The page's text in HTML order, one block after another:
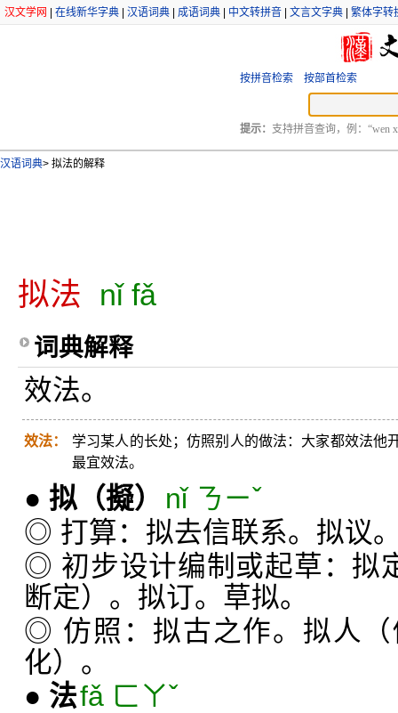
汉文学网 在线新华字典 汉语词典 成语词典 中文转拼音 文言文字典 繁体字转
按拼音检索 按部首检索
提示： 支持拼音查询，例：“wen
汉语词典> 拟法的解释
拟法 nǐ fǎ
词典解释
效法。
效法：
学习某人的长处；仿照别人的做法：大家都效法他
最宜效法。
● 拟 （擬）
nǐ ㄋㄧˇ
◎ 打算：拟去信联系。拟议
◎ 初步设计编制或起草：拟
断定）。拟订。草拟。
◎ 仿照：拟古之作。拟人
化）。
● 法fǎ ㄈㄚˇ